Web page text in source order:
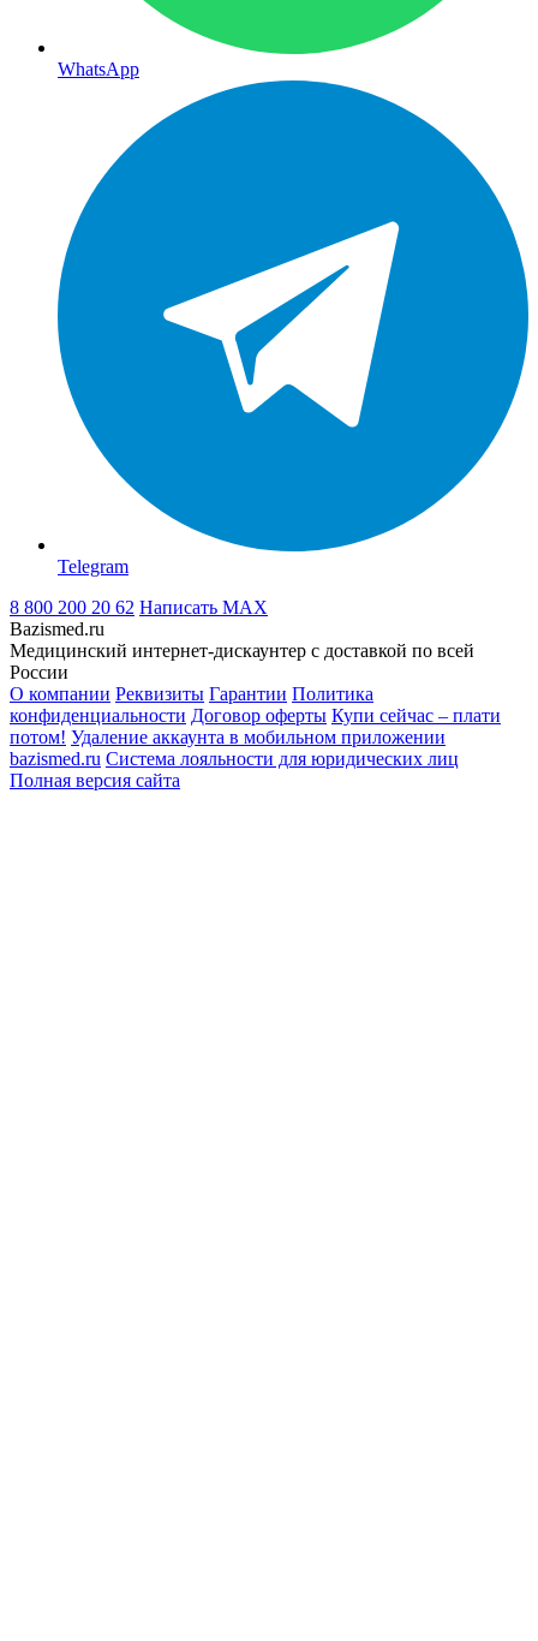
WhatsApp
Telegram
8 800 200 20 62 Написать MAX
Bazismed.ru
Медицинский интернет-дискаунтер с доставкой по всей
России
О компании Реквизиты Гарантии Политика
конфиденциальности Договор оферты Купи сейчас – плати
потом! Удаление аккаунта в мобильном приложении
bazismed.ru Система лояльности для юридических лиц
Полная версия сайта